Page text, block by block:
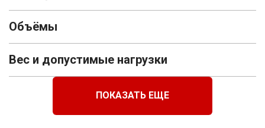
Объёмы
Вес и допустимые нагрузки
ПОКАЗАТЬ ЕЩЕ